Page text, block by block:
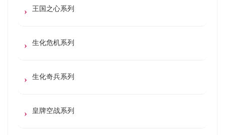
王国之心系列
生化危机系列
生化奇兵系列
皇牌空战系列